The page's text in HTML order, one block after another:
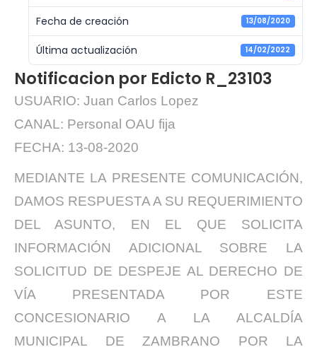
Fecha de creación 13/08/2020
Última actualización 14/02/2022
Notificacion por Edicto R_23103
USUARIO: Juan Carlos Lopez
CANAL: Personal OAU fija
FECHA: 13-08-2020
MEDIANTE LA PRESENTE COMUNICACIÓN,
DAMOS RESPUESTA A SU REQUERIMIENTO
DEL ASUNTO, EN EL QUE SOLICITA
INFORMACIÓN ADICIONAL SOBRE LA
SOLICITUD DE DESPEJE AL DERECHO DE
VÍA PRESENTADA POR ESTE
CONCESIONARIO A LA ALCALDÍA
MUNICIPAL DE ZAMBRANO POR LA